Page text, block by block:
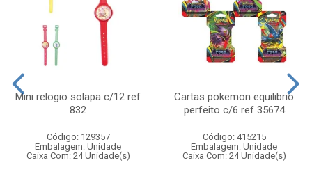
Mini relogio solapa c/12 ref
832
Código: 129357
Embalagem: Unidade
Caixa Com: 24 Unidade(s)
Cartas pokemon equilibrio
perfeito c/6 ref 35674
Código: 415215
Embalagem: Unidade
Caixa Com: 24 Unidade(s)